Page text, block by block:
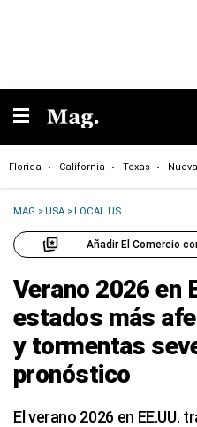
Florida California Texas
MAG >USA >LOCAL US
Añadir El Comercio
Verano 2026 en
estados más
y tormentas
pronóstico
El verano 2026 en EE.UU.